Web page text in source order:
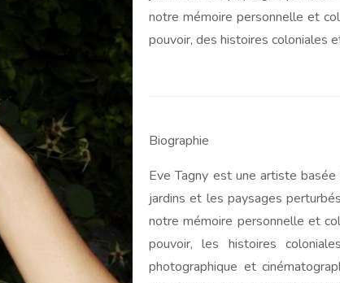
notre mémoire personnelle et
pouvoir, des histoires coloniales
Biographie
Eve Tagny est une artiste
jardins et les paysages
notre mémoire personnelle et
pouvoir, les histoires
photographique et